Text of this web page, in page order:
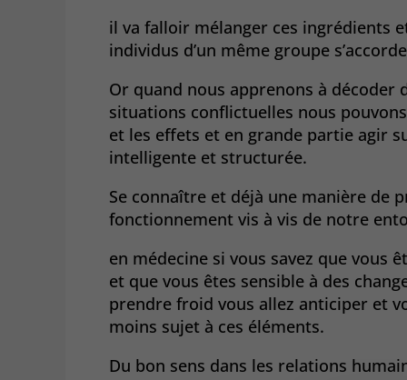
il va falloir mélanger ces ingrédients
individus d’un même groupe
Or quand nous apprenons à décoder
situations conflictuelles nous
et les effets et en grande partie agir
intelligente et structurée.
Se connaître et déjà une manière de
fonctionnement vis à vis de notre
en médecine si vous savez que vous
et que vous êtes sensible à des
prendre froid vous allez anticiper et
moins sujet à ces éléments.
Du bon sens dans les relations